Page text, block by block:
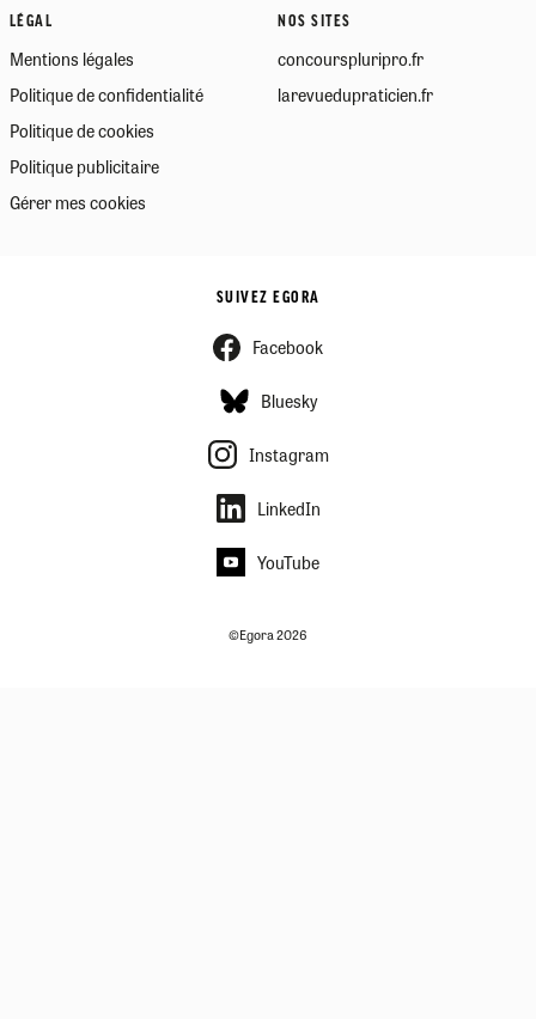
LÉGAL
Mentions légales
Politique de confidentialité
Politique de cookies
Politique publicitaire
Gérer mes cookies
NOS SITES
concourspluripro.fr
larevuedupraticien.fr
SUIVEZ EGORA
Facebook
Bluesky
Instagram
LinkedIn
YouTube
©Egora 2026